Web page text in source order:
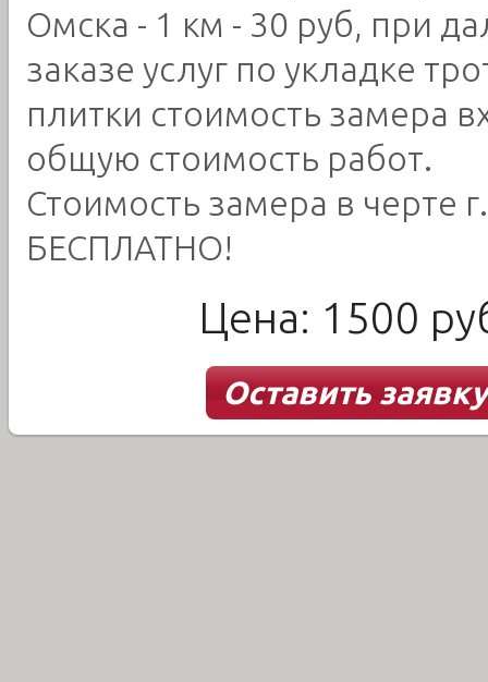
Омска - 1 км - 30 руб, при
заказе услуг по укладке
плитки стоимость замера
общую стоимость работ.
Стоимость замера в черте
БЕСПЛАТНО!
Цена: 1500
Оставить заявку